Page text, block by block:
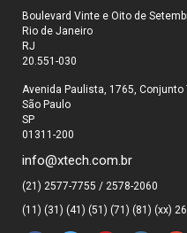
Boulevard Vinte e Oito de
Rio de Janeiro
RJ
20.551-030
Avenida Paulista, 1765, Conjunto
São Paulo
SP
01311-200
info@xtech.com.br
(21) 2577-7755 / 2578-2060
(11) (31) (41) (51) (71) (81) (xx)